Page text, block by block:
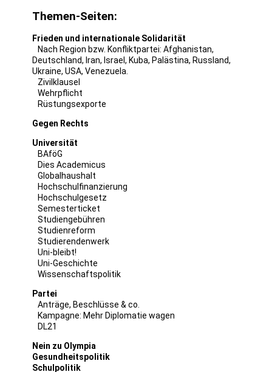
Themen-Seiten:
Frieden und internationale Solidarität
Nach Region bzw. Konfliktpartei: Afghanistan,
Deutschland, Iran, Israel , Kuba, Palästina, Russland,
Ukraine, USA, Venezuela
Zivilklausel
Wehrpflicht
Rüstungsexporte
Gegen Rechts
Universität
BAföG
Dies Academicus
Globalhaushalt
Hochschulfinanzierung
Hochschulgesetz
Semesterticket
Studiengebühren
Studienreform
Studierendenwerk
Uni-bleibt!
Uni-Geschichte
Wissenschaftspolitik
Partei
Anträge, Beschlüsse & co.
Kampagne: Mehr Diplomatie wagen
DL21
Nein zu Olympia
Gesundheitspolitik
Schulpolitik